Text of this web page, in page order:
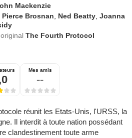
Mackenzie
Pierce Brosnan Ned Beatty ,Joanna
originalThe Fourth Protocol
Mes amis
--
réunit les Etats-Unis, l'URSS, la
Il interdit à toute nation possédant
clandestinement toute arme